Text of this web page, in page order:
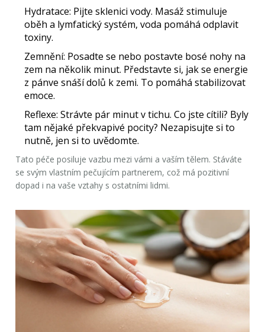
Hydratace: Pijte sklenici vody. Masáž stimuluje
oběh a lymfatický systém, voda pomáhá odplavit
toxiny.
Zemnění: Posadte se nebo postavte bosé nohy na
zem na několik minut. Představte si, jak se energie
z pánve snáší dolů k zemi. To pomáhá stabilizovat
emoce.
Reflexe: Strávte pár minut v tichu. Co jste cítili? Byly
tam nějaké překvapivé pocity? Nezapisujte si to
nutně, jen si to uvědomte.
Tato péče posiluje vazbu mezi vámi a vaším tělem. Stáváte
se svým vlastním pečujícím partnerem, což má pozitivní
dopad i na vaše vztahy s ostatními lidmi.